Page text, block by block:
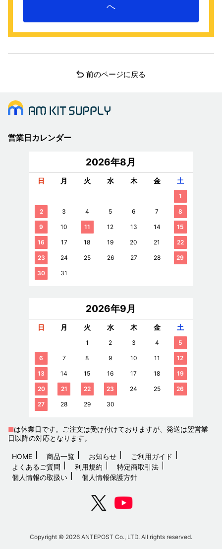
へ
前のページに戻る
営業日カレンダー
2026年8月
日 月 火 水 木 金 土
1
2 3 4 5 6 7 8
9 10 11 12 13 14 15
16 17 18 19 20 21 22
23 24 25 26 27 28 29
30 31
2026年9月
日 月 火 水 木 金 土
1 2 3 4 5
6 7 8 9 10 11 12
13 14 15 16 17 18 19
20 21 22 23 24 25 26
27 28 29 30
■は休業日です。ご注文は受け付けておりますが、発送は翌営業
日以降の対応となります。
HOME 商品一覧 お知らせ
ご利用ガイド
よくあるご質問
利用規約
特定商取引法
個人情報の取扱い
個人情報保護方針
Copyright © 2026 ANTEPOST Co., LTD. All rights reserved.